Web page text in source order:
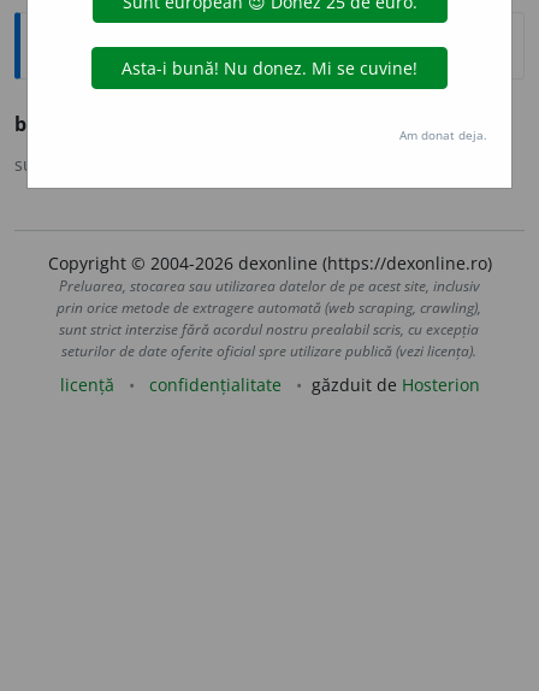
Ortografice DOOM
baraj
sursa:
Copyright © 2004-2026 dexonline (https://dexonline.ro)
Preluarea, stocarea sau utilizarea datelor de pe acest site, inclusiv
prin orice metode de extragere automată (web scraping, crawling),
sunt strict interzise fără acordul nostru prealabil scris, cu excepția
seturilor de date oferite oficial spre utilizare publică (vezi licența).
licență confidențialitate găzduit de Hosterion
Am donat deja.